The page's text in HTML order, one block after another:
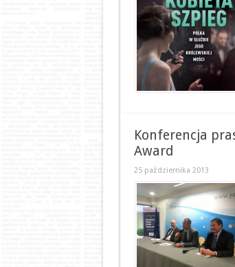
Konferencja
Award
25 października 2013